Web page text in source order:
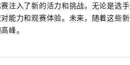
注入了新的活力和挑战。无论是选
能力和观赛体验。未来，随着这些
峰。